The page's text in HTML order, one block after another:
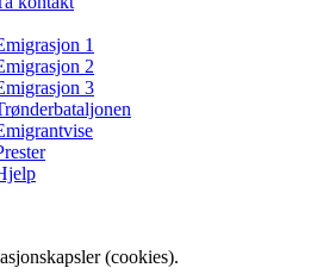
1
2
3
(cookies).